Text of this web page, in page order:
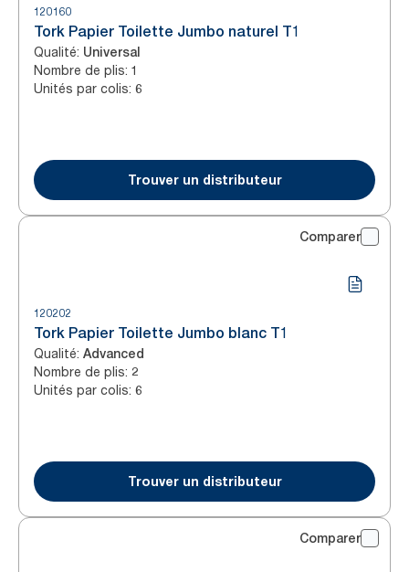
120160
Tork Papier Toilette Jumbo naturel T1
Qualité: Universal
Nombre de plis: 1
Unités par colis: 6
Trouver un distributeur
Comparer
120202
Tork Papier Toilette Jumbo blanc T1
Qualité: Advanced
Nombre de plis: 2
Unités par colis: 6
Trouver un distributeur
Comparer